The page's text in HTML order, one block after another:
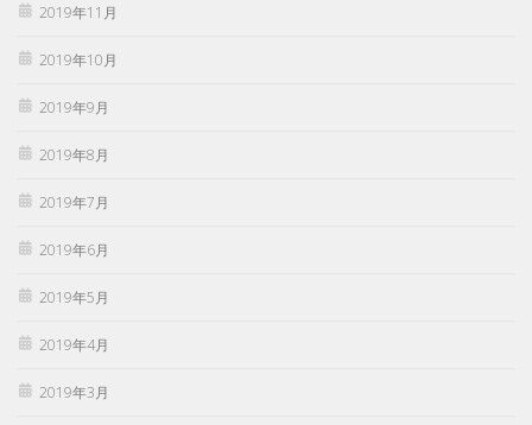
2019年11月
2019年10月
2019年9月
2019年8月
2019年7月
2019年6月
2019年5月
2019年4月
2019年3月